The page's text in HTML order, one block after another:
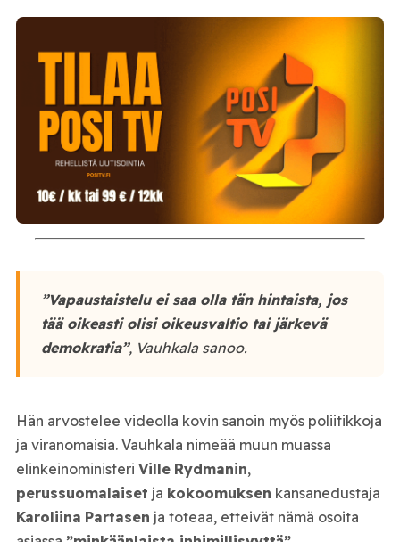
”Vapaustaistelu ei saa olla tän hintaista, jos
tää oikeasti olisi oikeusvaltio tai järkevä
demokratia”, Vauhkala sanoo.
Hän arvostelee videolla kovin sanoin myös poliitikkoja
ja viranomaisia. Vauhkala nimeää muun muassa
elinkeinoministeri Ville Rydmanin,
perussuomalaiset ja kokoomuksen kansanedustaja
Karoliina Partasen ja toteaa, etteivät nämä osoita